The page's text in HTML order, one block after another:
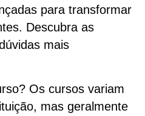
para transformar
Descubra as
mais
Os cursos variam
mas geralmente